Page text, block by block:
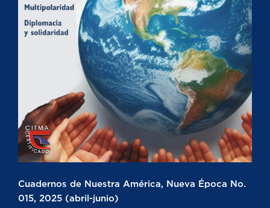
Cuadernos de Nuestra América, Nueva Época No.
015, 2025 (abril-junio)